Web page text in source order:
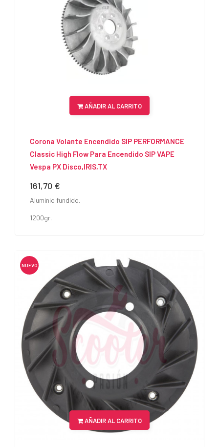
AÑADIR AL CARRITO
Corona Volante Encendido SIP PERFORMANCE
Classic High Flow Para Encendido SIP VAPE
Vespa PX Disco,IRIS,TX
Precio
161,70 €
Aluminio fundido.
1200gr.
NUEVO
AÑADIR AL CARRITO